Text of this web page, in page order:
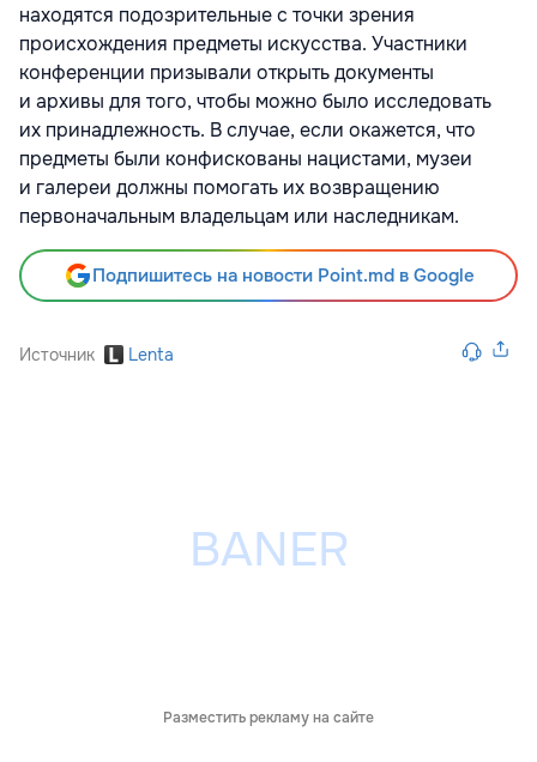
находятся подозрительные с точки зрения
происхождения предметы искусства. Участники
конференции призывали открыть документы
и архивы для того, чтобы можно было исследовать
их принадлежность. В случае, если окажется, что
предметы были конфискованы нацистами, музеи
и галереи должны помогать их возвращению
первоначальным владельцам или наследникам.
Подпишитесь на новости Point.md в Google
Источник Lenta
Разместить рекламу на сайте